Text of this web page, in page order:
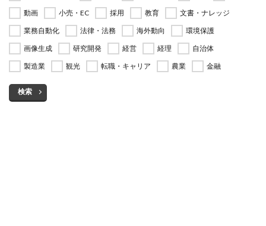
動画
小売・EC 採用 教育
文書・ナレッジ
業務自動化
法律・法務 海外動向
環境保護
画像生成
研究開発 経営 経理
自治体
製造業
観光 転職・キャリア 農業 金融
検索